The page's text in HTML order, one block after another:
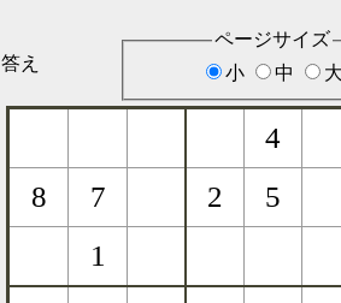
答え
ページサイズ
小
中